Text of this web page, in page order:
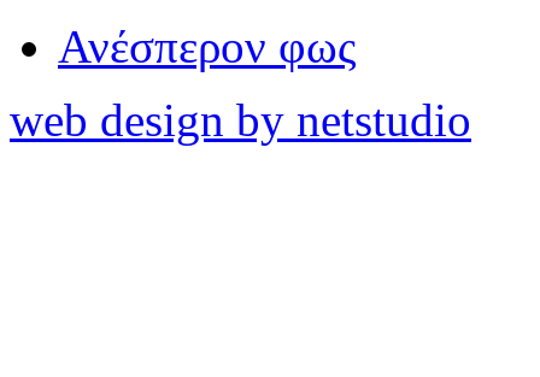
Ανέσπερον φως
web design by netstudio